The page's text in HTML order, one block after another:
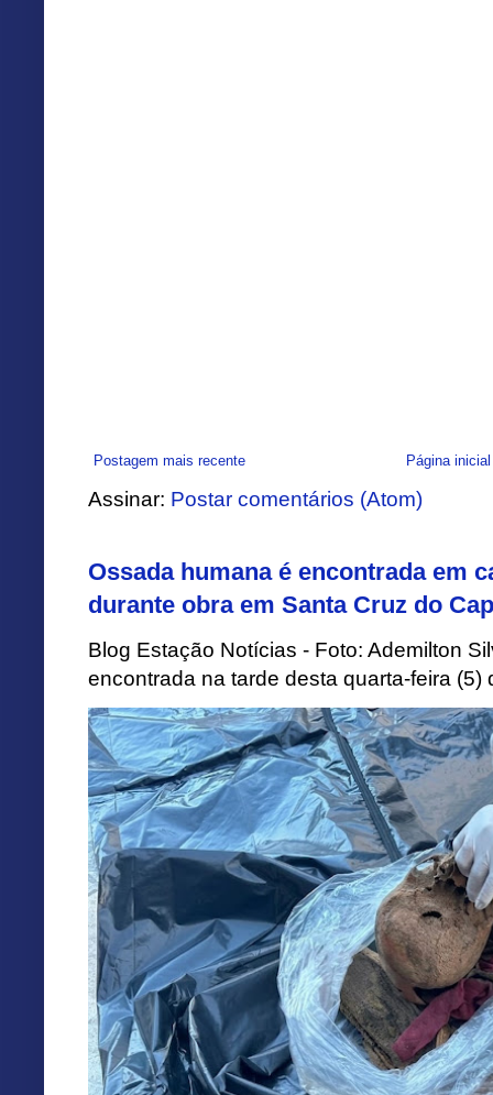
Postagem mais recente Página inicial
Assinar: Postar comentários (Atom)
Ossada humana é encontrada em
durante obra em Santa Cruz do
Blog Estação Notícias - Foto: Ademilton
encontrada na tarde desta quarta-feira (5)